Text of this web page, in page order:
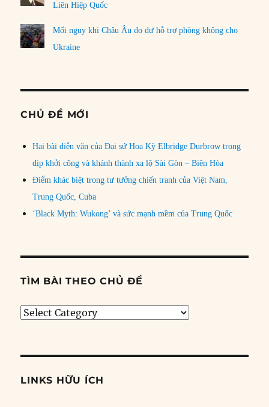
Liên Hiệp Quốc
Mối nguy khi Châu Âu do dự hỗ trợ phòng không cho
Ukraine
CHỦ ĐỀ MỚI
Hai bài diễn văn của Đại sứ Hoa Kỳ Elbridge Durbrow trong
dịp khởi công và khánh thành xa lộ Sài Gòn – Biên Hòa
Điểm khác biệt trong tư tưởng chiến tranh của Việt Nam,
Trung Quốc, Cuba
‘Black Myth: Wukong’ và sức mạnh mềm của Trung Quốc
TÌM BÀI THEO CHỦ ĐỀ
Tìm
đề
LINKS HỮU ÍCH